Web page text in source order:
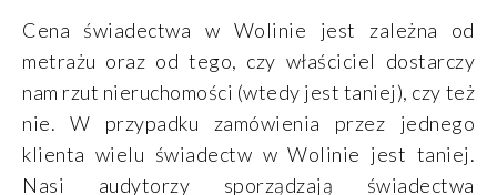
Cena świadectwa w Wolinie jest zależna od
metrażu oraz od tego, czy właściciel dostarczy
nam rzut nieruchomości (wtedy jest taniej), czy też
nie. W przypadku zamówienia przez jednego
klienta wielu świadectw w Wolinie jest taniej.
Nasi audytorzy sporządzają świadectwa